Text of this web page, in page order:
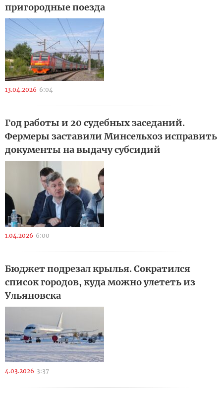
пригородные поезда
13.04.2026 6:04
Год работы и 20 судебных заседаний.
Фермеры заставили Минсельхоз исправить
документы на выдачу субсидий
1.04.2026 6:00
Бюджет подрезал крылья. Сократился
список городов, куда можно улететь из
Ульяновска
4.03.2026 3:37